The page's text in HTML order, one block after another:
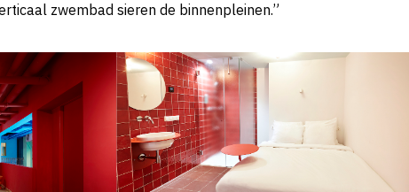
zwembad sieren de binnenpleinen.”